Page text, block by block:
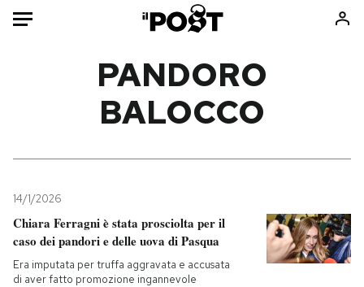
Mondo
Tecnologia
Internet
Cultura
Libri
Ok Boomer!
PANDORO
BALOCCO
14/1/2026
Chiara Ferragni è stata prosciolta per il
caso dei pandori e delle uova di Pasqua
Era imputata per truffa aggravata e accusata
di aver fatto promozione ingannevole